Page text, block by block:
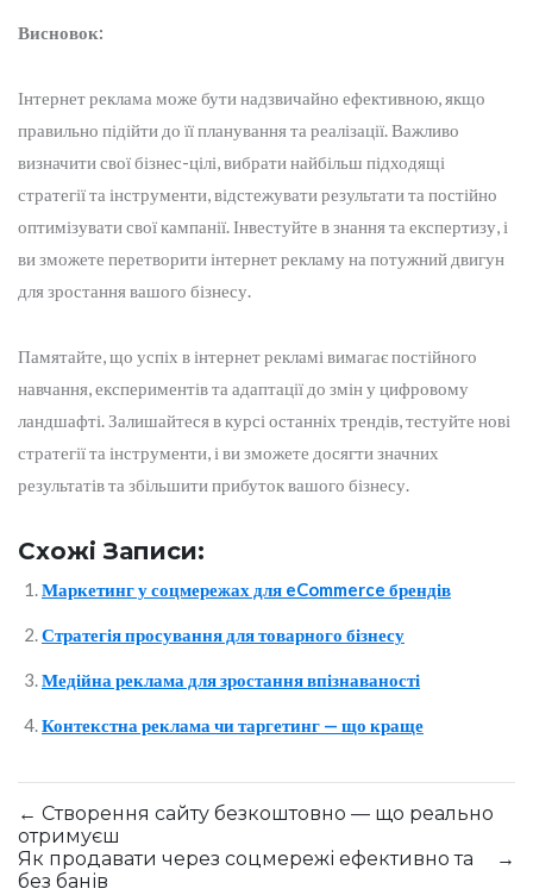
Висновок:
Інтернет реклама може бути надзвичайно ефективною, якщо
правильно підійти до її планування та реалізації. Важливо
визначити свої бізнес-цілі, вибрати найбільш підходящі
стратегії та інструменти, відстежувати результати та постійно
оптимізувати свої кампанії. Інвестуйте в знання та експертизу, і
ви зможете перетворити інтернет рекламу на потужний двигун
для зростання вашого бізнесу.
Памятайте, що успіх в інтернет рекламі вимагає постійного
навчання, експериментів та адаптації до змін у цифровому
ландшафті. Залишайтеся в курсі останніх трендів, тестуйте нові
стратегії та інструменти, і ви зможете досягти значних
результатів та збільшити прибуток вашого бізнесу.
Схожі Записи:
Маркетинг у соцмережах для eCommerce брендів
Стратегія просування для товарного бізнесу
Медійна реклама для зростання впізнаваності
Контекстна реклама чи таргетинг — що краще
← Створення сайту безкоштовно — що реально
отримуєш
→
Як продавати через соцмережі ефективно та
без банів